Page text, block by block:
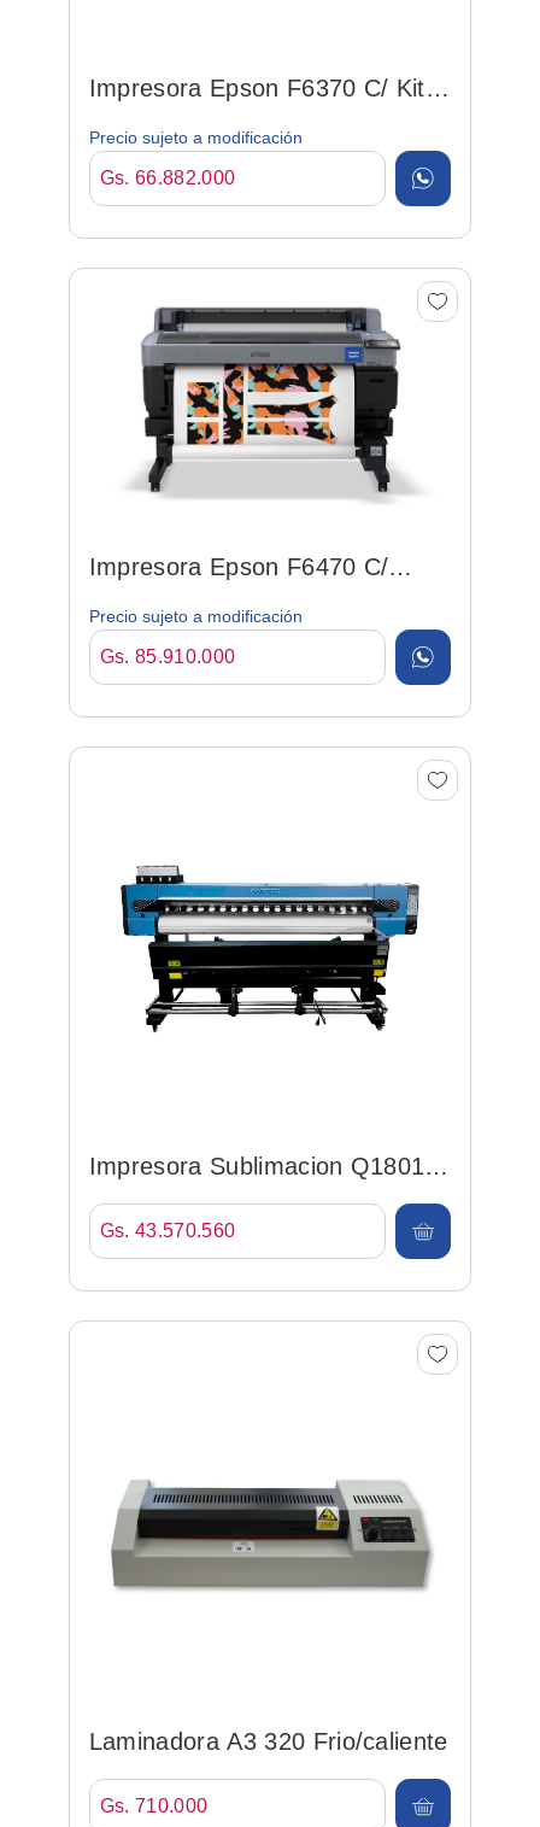
Impresora Epson F6370 C/ Kit
Precio sujeto a modificación
Gs. 66.882.000
Impresora Epson F6470 C/
Precio sujeto a modificación
Gs. 85.910.000
Impresora Sublimacion Q1801-
i3200a1 180cm C/ Tinta...
Gs. 43.570.560
Laminadora A3 320 Frio/caliente
Gs. 710.000